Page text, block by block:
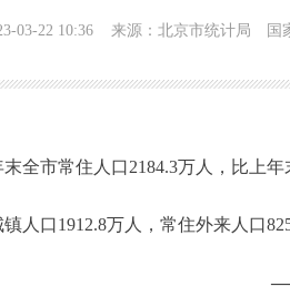
03-22 10:36 来源：北京市统计局 国
末全市常住人口2184.3万人，比上年
人口1912.8万人，常住外来人口